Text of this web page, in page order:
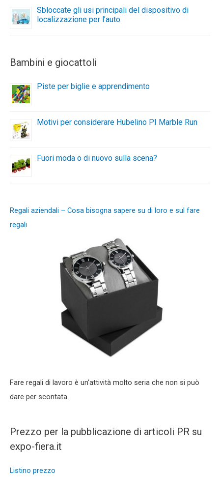
Sbloccate gli usi principali del dispositivo di
localizzazione per l’auto
Bambini e giocattoli
Piste per biglie e apprendimento
Motivi per considerare Hubelino PI Marble Run
Fuori moda o di nuovo sulla scena?
Regali aziendali – Cosa bisogna sapere su di loro e sul fare
regali
Fare regali di lavoro è un’attività molto seria che non si può
dare per scontata.
Prezzo per la pubblicazione di articoli PR su
expo-fiera.it
Listino prezzo